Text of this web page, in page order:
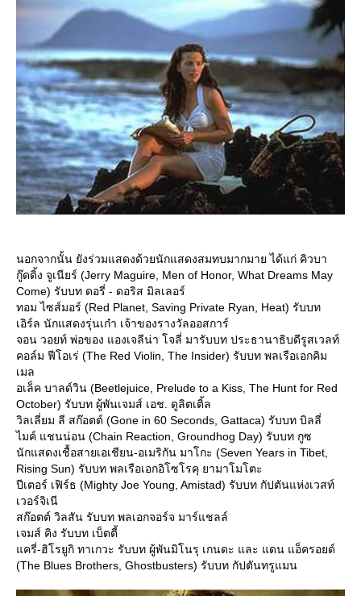
นอกจากนั้น ยังร่วมแสดงด้วยนักแสดงสมทบมากมาย ได้แก่ คิวบา
กู๊ดดิ้ง จูเนียร์ (Jerry Maguire, Men of Honor, What Dreams May
Come) รับบท ดอรี่ - ดอริส มิลเลอร์
ทอม ไซส์มอร์ (Red Planet, Saving Private Ryan, Heat) รับบท
เอิร์ล นักแสดงรุ่นเก๋า เจ้าของรางวัลออสการ์
จอน วอยท์ พ่อของ แองเจลีน่า โจลี่ มารับบท ประธานาธิบดีรูสเวลท์
คอล์ม ฟีโอเร่ (The Red Violin, The Insider) รับบท พลเรือเอกคิม
เมล
อเล็ค บาลด์วิน (Beetlejuice, Prelude to a Kiss, The Hunt for Red
October) รับบท ผู้พันเจมส์ เอช. ดูลิตเติ้ล
วิลเลี่ยม ลี สก๊อตต์ (Gone in 60 Seconds, Gattaca) รับบท บิลลี่
ไมค์ แชนน่อน (Chain Reaction, Groundhog Day) รับบท กูซ
นักแสดงเชื้อสายเอเชียน-อเมริกัน มาโกะ (Seven Years in Tibet,
Rising Sun) รับบท พลเรือเอกอิโซโรคุ ยามาโมโตะ
ปีเตอร์ เฟิร์ธ (Mighty Joe Young, Amistad) รับบท กัปตันแห่งเวสท์
เวอร์จิเนี
สก๊อตต์ วิลสัน รับบท พลเอกจอร์จ มาร์แชลล์
เจมส์ คิง รับบท เบ็ตตี้
ครี่-ฮิโรยูกิ ทาเกวะ รับบท ผู้พันมิโนรุ เกนดะ และ แดน แอ็ครอยด์
(The Blues Brothers, Ghostbusters) รับบท กัปตันทรูแมน